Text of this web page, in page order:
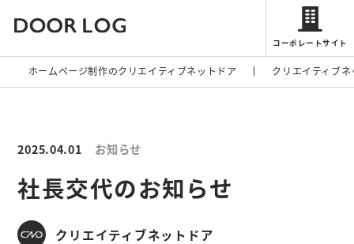
コーポレートサイト
ホームページ制作のクリエイティブネットドア クリエイティブ
2025.04.01 お知らせ
社長交代のお知らせ
クリエイティブネットドア